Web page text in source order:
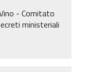
- Comitato
ministeriali